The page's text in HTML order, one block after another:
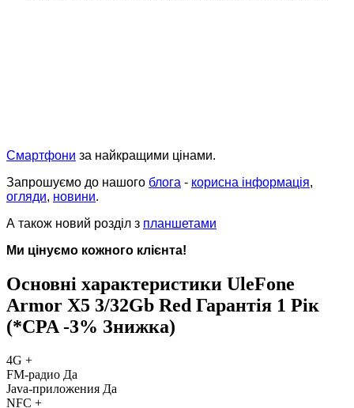
Смартфони за найкращими цінами.
Запрошуємо до нашого блога - корисна інформація,
огляди, новини.
А також новий розділ з планшетами
Ми цінуємо кожного клієнта!
Основні характеристики UleFone
Armor X5 3/32Gb Red Гарантія 1 Рік
(*CPA -3% Знижка)
4G +
FM-радио Да
Java-приложения Да
NFC +